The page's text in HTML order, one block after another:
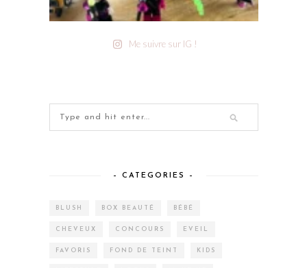
Me suivre sur IG !
– CATEGORIES –
BLUSH BOX BEAUTÉ BÉBÉ
CHEVEUX CONCOURS EVEIL
FAVORIS FOND DE TEINT KIDS